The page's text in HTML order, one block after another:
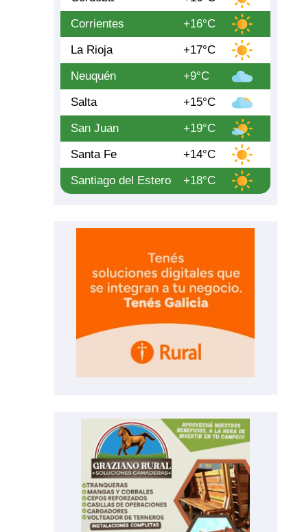
Corrientes
+16°C
La Rioja
+17°C
Neuquén
+9°C
Salta
+15°C
San Juan
+19°C
Santa Fe
+14°C
Santiago del Estero
+18°C